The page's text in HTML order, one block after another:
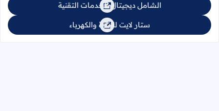
الشامل ديجيتال للخدمات التقنية
ستار لايت للإنارة والكهرباء